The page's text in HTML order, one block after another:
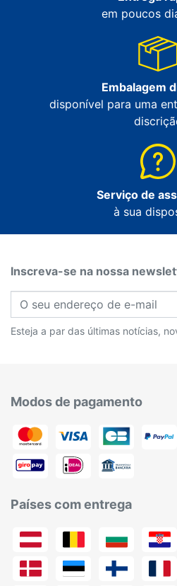
em poucos
Embalagem
disponível para uma
Serviço de
à sua
Inscreva-se na nossa
Esteja a par das últimas notícias,
Modos de pagamento
Países com entrega